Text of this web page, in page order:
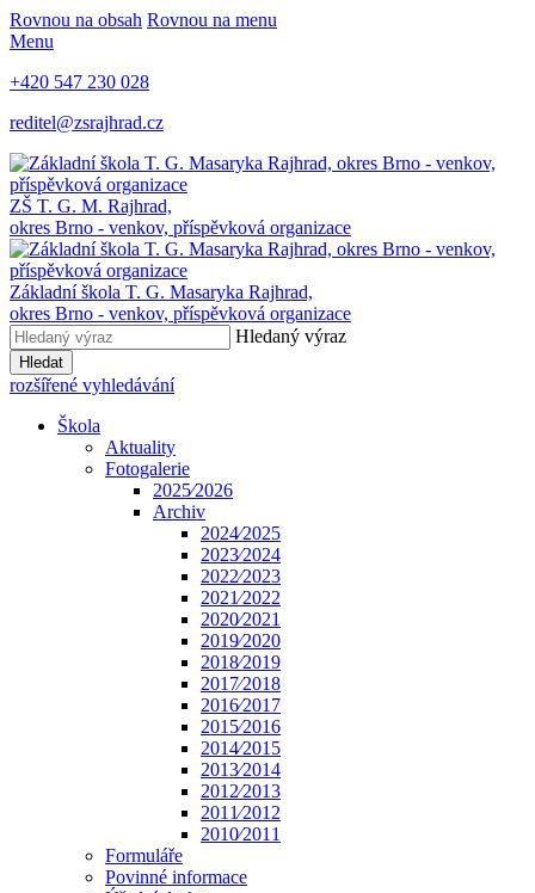
Rovnou na obsah Rovnou na menu
Menu
+420 547 230 028
reditel@zsrajhrad.cz
ZŠ T. G. M. Rajhrad,
okres Brno - venkov, příspěvková organizace
Základní škola T. G. Masaryka Rajhrad,
okres Brno - venkov, příspěvková organizace
Hledaný výraz
Hledat
rozšířené vyhledávání
Škola
Aktuality
Fotogalerie
2025⁄2026
Archiv
2024⁄2025
2023⁄2024
2022⁄2023
2021⁄2022
2020⁄2021
2019⁄2020
2018⁄2019
2017⁄2018
2016⁄2017
2015⁄2016
2014⁄2015
2013⁄2014
2012⁄2013
2011⁄2012
2010⁄2011
Formuláře
Povinné informace